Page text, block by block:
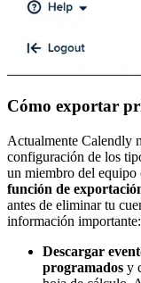
Cómo exportar
Actualmente Calendly
configuración de los
un miembro del
función de
antes de eliminar tu
información importante:
Descargar
programados y